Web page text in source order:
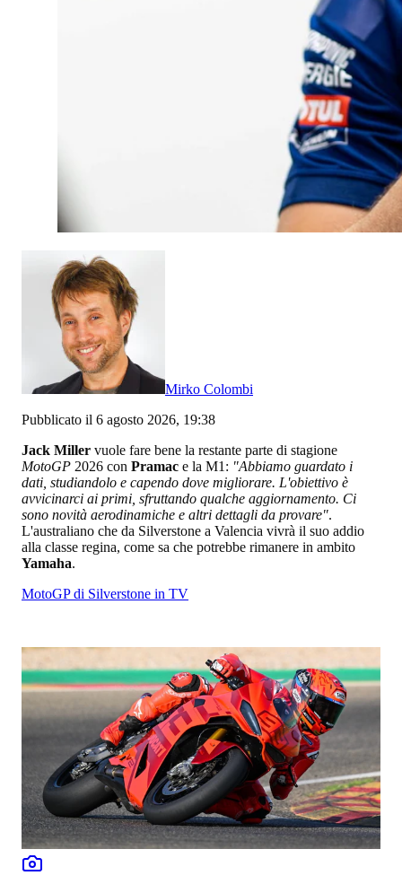
Mirko Colombi
Pubblicato il 6 agosto 2026, 19:38
Jack Miller vuole fare bene la restante parte di stagione
MotoGP 2026 con Pramac e la M1: "Abbiamo guardato i
dati, studiandolo e capendo dove migliorare. L'obiettivo è
avvicinarci ai primi, sfruttando qualche aggiornamento. Ci
sono novità aerodinamiche e altri dettagli da provare".
L'australiano che da Silverstone a Valencia vivrà il suo addio
alla classe regina, come sa che potrebbe rimanere in ambito
Yamaha.
MotoGP di Silverstone in TV